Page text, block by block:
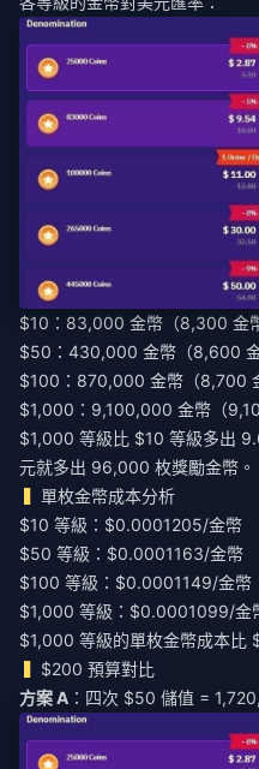
$10：83,000 金幣（8,300 金
$50：430,000 金幣（8,600 金
$100：870,000 金幣（8,700
$1,000：9,100,000 金幣（
$1,000 等級比 $10 等級多出
元就多出 96,000 枚獎勵金幣。
單枚金幣成本分析
$10 等級：$0.0001205/金幣
$50 等級：$0.0001163/金幣
$100 等級：$0.0001149/金幣
$1,000 等級：$0.0001099/金
$1,000 等級的單枚金幣成本比
$200 預算對比
方案 A ：四次 $50 儲值 =